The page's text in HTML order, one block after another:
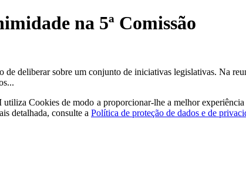
na 5ª Comissão
deliberar sobre um conjunto de iniciativas legislativas. Na
utiliza Cookies de modo a proporcionar-lhe a melhor
detalhada, consulte a Política de proteção de dados e de